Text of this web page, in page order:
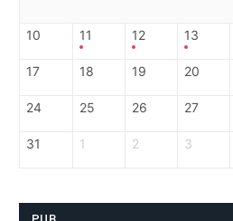
10 11 12 13
17 18 19 20
24 25 26 27
31 1 2 3